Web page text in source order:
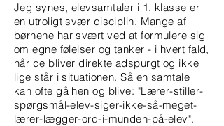
Jeg synes, elevsamtaler i 1. klasse er
en utroligt svær disciplin. Mange af
børnene har svært ved at formulere sig
om egne følelser og tanker - i hvert fald,
når de bliver direkte adspurgt og ikke
lige står i situationen. Så en samtale
kan ofte gå hen og blive: "Lærer-stiller-
spørgsmål-elev-siger-ikke-så-meget-
lærer-lægger-ord-i-munden-på-elev".